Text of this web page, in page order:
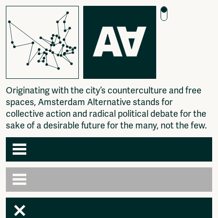
Originatingwiththe city’s countercu ture and free
spaces, Amsterdam Aternative stands for
co ective action and radica po itica debate forthe
sake of a desirab e future forthe many, notthe few.
Agenda
Articles
Newspaper
Photography
Amsterdam